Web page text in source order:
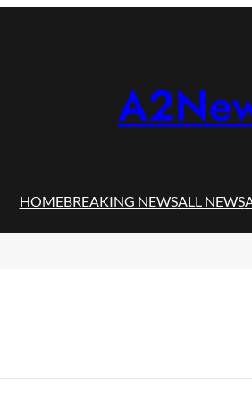
HOMEBREAKING NEWSALL NEWS